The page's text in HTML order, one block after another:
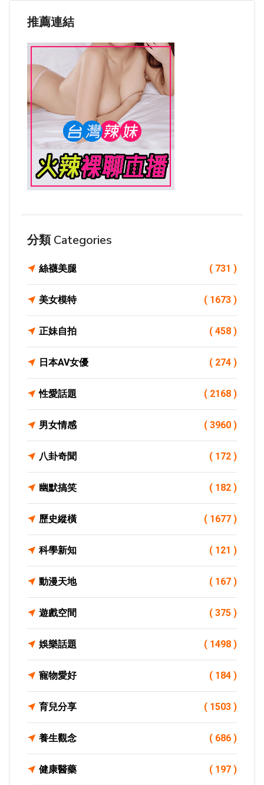
推薦連結
分類 Categories
絲襪美腿 ( 731 )
美女模特 ( 1673 )
正妹自拍 ( 458 )
日本AV女優 ( 274 )
性愛話題 ( 2168 )
男女情感 ( 3960 )
八卦奇聞 ( 172 )
幽默搞笑 ( 182 )
歷史縱橫 ( 1677 )
科學新知 ( 121 )
動漫天地 ( 167 )
遊戲空間 ( 375 )
娛樂話題 ( 1498 )
寵物愛好 ( 184 )
育兒分享 ( 1503 )
養生觀念 ( 686 )
健康醫藥 ( 197 )